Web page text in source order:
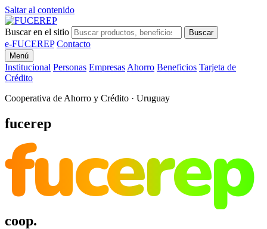
Saltar al contenido
Buscar en el sitio Buscar
e-FUCEREP Contacto
Menú
Institucional Personas Empresas Ahorro Beneficios Tarjeta de
Crédito
Cooperativa de Ahorro y Crédito · Uruguay
fucerep
fucerep
coop.